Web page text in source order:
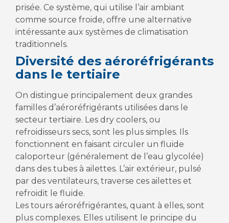
prisée. Ce système, qui utilise l’air ambiant
comme source froide, offre une alternative
intéressante aux systèmes de climatisation
traditionnels.
Diversité des aéroréfrigérants
dans le tertiaire
On distingue principalement deux grandes
familles d’aéroréfrigérants utilisées dans le
secteur tertiaire. Les dry coolers, ou
refroidisseurs secs, sont les plus simples. Ils
fonctionnent en faisant circuler un fluide
caloporteur (généralement de l’eau glycolée)
dans des tubes à ailettes. L’air extérieur, pulsé
par des ventilateurs, traverse ces ailettes et
refroidit le fluide.
Les tours aéroréfrigérantes, quant à elles, sont
plus complexes. Elles utilisent le principe du